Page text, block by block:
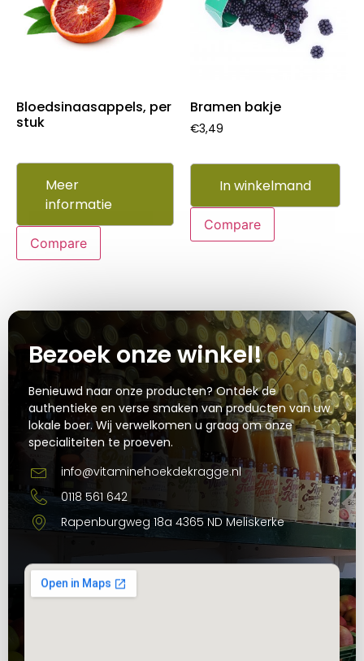
Bloedsinaasappels, per
stuk
Meer
informatie
Compare
Bramen bakje
€3,49
In winkelmand
Compare
Bezoek onze winkel!
Benieuwd naar onze producten? Ontdek de
authentieke en verse smaken van producten van uw
lokale boer. Wij verwelkomen u graag om onze
specialiteiten te proeven.
info@vitaminehoekdekragge.nl
0118 561 642
Rapenburgweg 18a 4365 ND Meliskerke